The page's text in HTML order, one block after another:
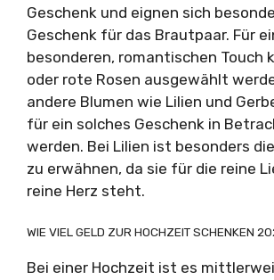
Geschenk und eignen sich
Geschenk für das Brautpaar. Für
besonderen, romantischen Touch
oder rote Rosen ausgewählt
andere Blumen wie Lilien und
für ein solches Geschenk in
werden. Bei Lilien ist besonders
zu erwähnen, da sie für die reine
reine Herz steht.
WIE VIEL GELD ZUR HOCHZEIT SCHENKEN
Bei einer Hochzeit ist es